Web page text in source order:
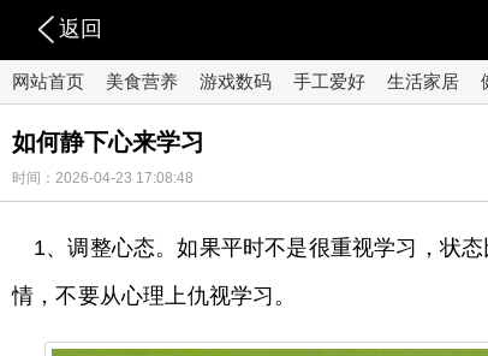
返回
网站首页 美食营养 游戏数码 手工爱好 生活家居
如何静下心来学习
时间：2026-04-23 17:08:48
1、调整心态。如果平时不是很重视学习，状
情，不要从心理上仇视学习。